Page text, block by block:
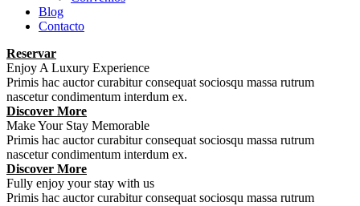
Blog
Contacto
Reservar
Enjoy A Luxury Experience
Primis hac auctor curabitur consequat sociosqu massa rutrum
nascetur condimentum interdum ex.
Discover More
Make Your Stay Memorable
Primis hac auctor curabitur consequat sociosqu massa rutrum
nascetur condimentum interdum ex.
Discover More
Fully enjoy your stay with us
Primis hac auctor curabitur consequat sociosqu massa rutrum